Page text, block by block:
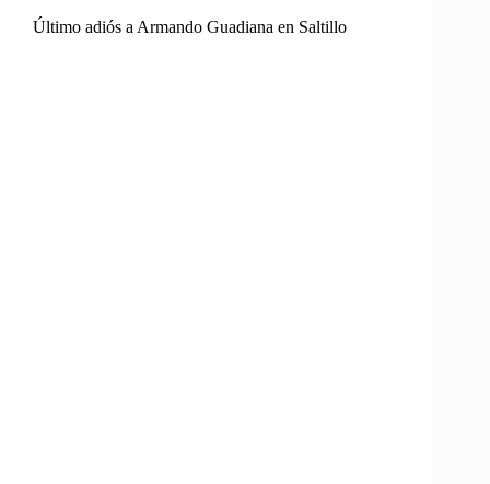
Último adiós a Armando Guadiana en Saltillo